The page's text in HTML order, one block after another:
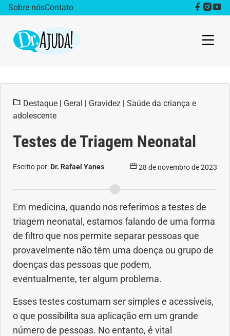
Sobre nósContato
Obesidade
Saúde da mulher
Anemia
Anestesia
Atividade física
Destaque | Geral | Gravidez | Saúde da criança e
adolescente
Testes de Triagem Neonatal
Escrito por: Dr. Rafael Yanes 28 de novembro de 2023
Em medicina, quando nos referimos a testes de
triagem neonatal, estamos falando de uma forma
de filtro que nos permite separar pessoas que
provavelmente não têm uma doença ou grupo de
doenças das pessoas que podem,
eventualmente, ter algum problema.
Esses testes costumam ser simples e acessíveis,
o que possibilita sua aplicação em um grande
número de pessoas. No entanto, é vital